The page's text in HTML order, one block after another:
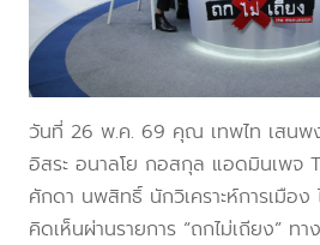
วันที่ 26 พ.ค. 69 คุณ เทพไท เสนพง
อิสระ อนาลโย กอสกุล แอดมินเพจ
ศักดา นพสิทธิ์ นักวิเคราะห์การเมือง
คิดเห็นผ่านรายการ “ถกไม่เถียง” ท